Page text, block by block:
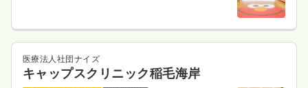
医療法人社団ナイズ
キャップスクリニック稲毛海岸